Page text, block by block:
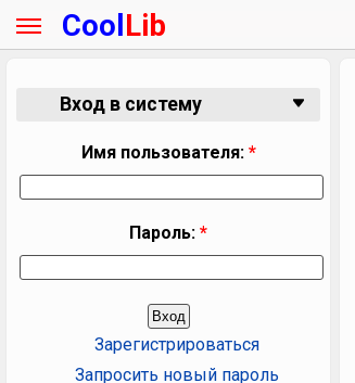
Cool Lib
Вход в систему
Имя пользователя: *
Пароль: *
Зарегистрироваться
Запросить новый пароль